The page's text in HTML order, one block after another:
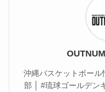
沖縄バスケットボー
部 │ #琉球ゴールデン